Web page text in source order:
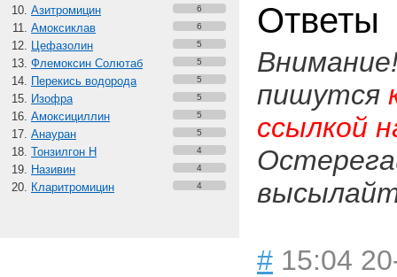
Азитромицин 6
Амоксиклав 6
Цефазолин 5
Флемоксин Солютаб 5
Перекись водорода 5
Изофра 5
Амоксициллин 5
Анауран 5
Тонзилгон Н 4
Називин 4
Кларитромицин 4
Ответы
пишутся
ссылкой
# 15:04